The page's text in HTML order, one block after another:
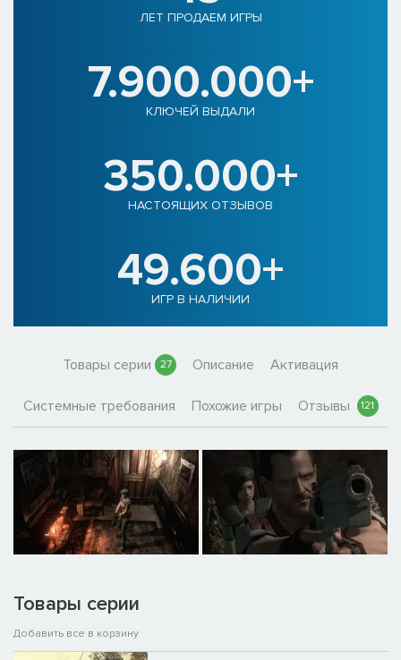
ЛЕТ ПРОДАЕМ ИГРЫ
7.900.000+
КЛЮЧЕЙ ВЫДАЛИ
350.000+
НАСТОЯЩИХ ОТЗЫВОВ
49.600+
ИГР В НАЛИЧИИ
Товары серии 27 Описание Активация
Системные требования Похожие игры Отзывы 121
Товары серии
Добавить все в корзину